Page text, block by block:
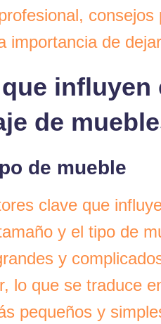
importancia de
de
de mueble
clave que
y el tipo de
y
lo que se traduce
pequeños y